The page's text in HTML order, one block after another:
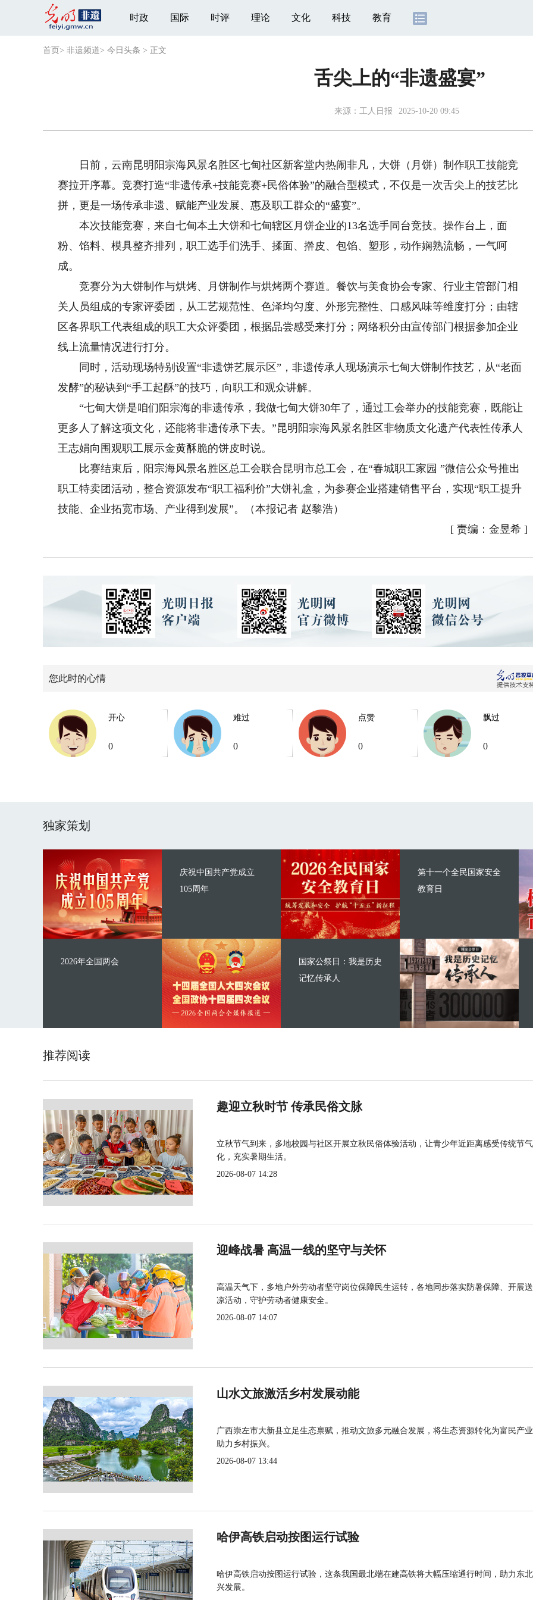
时政 国际 时评 理论 文化 科技 教育
首页 > 非遗频道> 今日头条 > 正文
舌尖上的“非遗盛宴”
来源： 工人日报 2025-10-20 09:45
日前，云南昆明阳宗海风景名胜区七甸社区新客堂内热闹非凡，大饼（月饼）制作职工技能竞
赛拉开序幕。竞赛打造“非遗传承+技能竞赛+民俗体验”的融合型模式，不仅是一次舌尖上的技艺比
拼，更是一场传承非遗、赋能产业发展、惠及职工群众的“盛宴”。
本次技能竞赛，来自七甸本土大饼和七甸辖区月饼企业的13名选手同台竞技。操作台上，面
粉、馅料、模具整齐排列，职工选手们洗手、揉面、擀皮、包馅、塑形，动作娴熟流畅，一气呵
成。
竞赛分为大饼制作与烘烤、月饼制作与烘烤两个赛道。餐饮与美食协会专家、行业主管部门相
关人员组成的专家评委团，从工艺规范性、色泽均匀度、外形完整性、口感风味等维度打分；由辖
区各界职工代表组成的职工大众评委团，根据品尝感受来打分；网络积分由宣传部门根据参加企业
线上流量情况进行打分。
同时，活动现场特别设置“非遗饼艺展示区”，非遗传承人现场演示七甸大饼制作技艺，从“老面
发酵”的秘诀到“手工起酥”的技巧，向职工和观众讲解。
“七甸大饼是咱们阳宗海的非遗传承，我做七甸大饼30年了，通过工会举办的技能竞赛，既能让
更多人了解这项文化，还能将非遗传承下去。”昆明阳宗海风景名胜区非物质文化遗产代表性传承人
王志娟向围观职工展示金黄酥脆的饼皮时说。
比赛结束后，阳宗海风景名胜区总工会联合昆明市总工会，在“春城职工家园 ”微信公众号推出
职工特卖团活动，整合资源发布“职工福利价”大饼礼盒，为参赛企业搭建销售平台，实现“职工提升
技能、企业拓宽市场、产业得到发展”。（本报记者 赵黎浩）
[ 责编：金昱希 ]
您此时的心情
开心
0
难过
0
点赞
0
飘过
0
独家策划
庆祝中国共产党成立
105周年
2026年全国两会
第十一个全民国家安全
教育日
国家公祭日：我是历史
记忆传承人
推荐阅读
趣迎立秋时节 传承民俗文脉
立秋节气到来，多地校园与社区开展立秋民俗体验活动，让青少年近距离感受传统节
化，充实暑期生活。
2026-08-07 14:28
迎峰战暑 高温一线的坚守与关怀
高温天气下，多地户外劳动者坚守岗位保障民生运转，各地同步落实防暑保障、开展
凉活动，守护劳动者健康安全。
2026-08-07 14:07
山水文旅激活乡村发展动能
广西崇左市大新县立足生态禀赋，推动文旅多元融合发展，将生态资源转化为富民产
助力乡村振兴。
2026-08-07 13:44
哈伊高铁启动按图运行试验
哈伊高铁启动按图运行试验，这条我国最北端在建高铁将大幅压缩通行时间，助力东
兴发展。